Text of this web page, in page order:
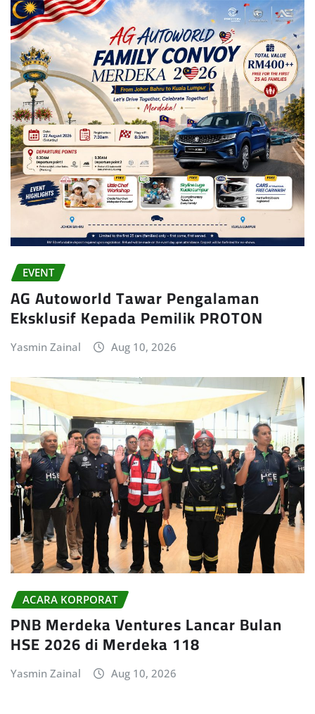
EVENT
AG Autoworld Tawar Pengalaman
Eksklusif Kepada Pemilik PROTON
Yasmin Zainal Aug 10, 2026
ACARA KORPORAT
PNB Merdeka Ventures Lancar Bulan
HSE 2026 di Merdeka 118
Yasmin Zainal Aug 10, 2026